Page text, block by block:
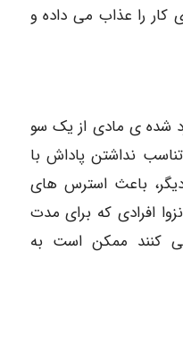
کار را عذاب می داده و
شده ی مادی از یک سو
نداشتن پاداش با
باعث استرس های
افرادی که برای مدت
کنند ممکن است به